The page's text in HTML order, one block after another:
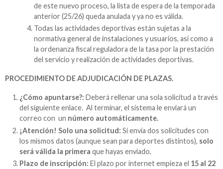
de este nuevo proceso, la lista de espera de la temporada
anterior (25/26) queda anulada y ya no es válida.
Todas las actividades deportivas están sujetas a la
normativa general de instalaciones y usuarios, así como a
la ordenanza fiscal reguladora de la tasa por la prestación
del servicio y realización de actividades deportivas.
PROCEDIMIENTO DE ADJUDICACIÓN DE PLAZAS.
¿Cómo apuntarse?: Deberá rellenar una sola solicitud a través
del siguiente enlace. Al terminar, el sistema le enviará un
correo con un número automáticamente.
¡Atención! Solo una solicitud: Si envía dos solicitudes con
los mismos datos (aunque sean para deportes distintos), solo
será válida la primera que hayas enviado.
Plazo de inscripción: El plazo por internet empieza el 15 al 22